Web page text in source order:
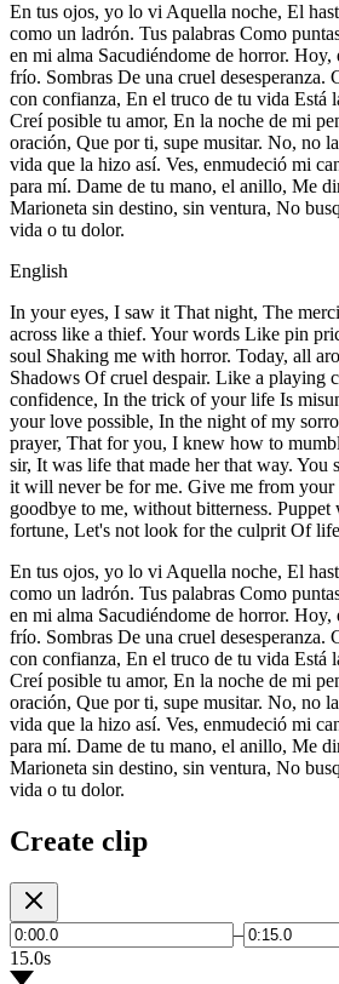
En tus ojos, yo lo vi Aquella noche, El
como un ladrón. Tus palabras Como
en mi alma Sacudiéndome de horror. Hoy,
frío. Sombras De una cruel desesperanza.
con confianza, En el truco de tu vida Está
Creí posible tu amor, En la noche de mi
oración, Que por ti, supe musitar. No, no
vida que la hizo así. Ves, enmudeció mi
para mí. Dame de tu mano, el anillo, Me
Marioneta sin destino, sin ventura, No
vida o tu dolor.
English
In your eyes, I saw it That night, The
across like a thief. Your words Like pin
soul Shaking me with horror. Today, all
Shadows Of cruel despair. Like a playing
confidence, In the trick of your life Is
your love possible, In the night of my
prayer, That for you, I knew how to
sir, It was life that made her that way. You
it will never be for me. Give me from your
goodbye to me, without bitterness.
fortune, Let's not look for the culprit Of
En tus ojos, yo lo vi Aquella noche, El
como un ladrón. Tus palabras Como
en mi alma Sacudiéndome de horror. Hoy,
frío. Sombras De una cruel desesperanza.
con confianza, En el truco de tu vida Está
Creí posible tu amor, En la noche de mi
oración, Que por ti, supe musitar. No, no
vida que la hizo así. Ves, enmudeció mi
para mí. Dame de tu mano, el anillo, Me
Marioneta sin destino, sin ventura, No
vida o tu dolor.
Create clip
–
15.0s